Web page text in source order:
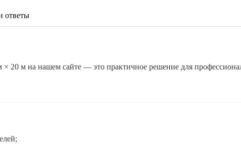
ответы
м на нашем сайте — это практичное решение для